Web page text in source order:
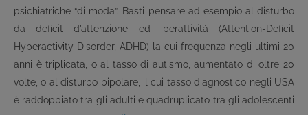
psichiatriche “di moda”. Basti pensare ad esempio al disturbo
da deficit d’attenzione ed iperattività (Attention-Deficit
Hyperactivity Disorder, ADHD) la cui frequenza negli ultimi 20
anni è triplicata, o al tasso di autismo, aumentato di oltre 20
volte, o al disturbo bipolare, il cui tasso diagnostico negli USA
è raddoppiato tra gli adulti e quadruplicato tra gli adolescenti